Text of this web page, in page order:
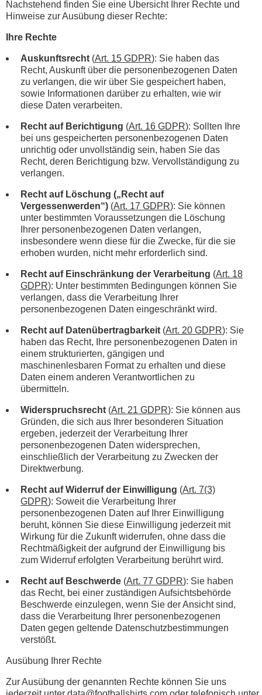
Nachstehend finden Sie eine Übersicht Ihrer Rechte und
Hinweise zur Ausübung dieser Rechte:
Ihre Rechte
Auskunftsrecht (Art. 15 GDPR): Sie haben das
Recht, Auskunft über die personenbezogenen Daten
zu verlangen, die wir über Sie gespeichert haben,
sowie Informationen darüber zu erhalten, wie wir
diese Daten verarbeiten.
Recht auf Berichtigung (Art. 16 GDPR): Sollten Ihre
bei uns gespeicherten personenbezogenen Daten
unrichtig oder unvollständig sein, haben Sie das
Recht, deren Berichtigung bzw. Vervollständigung zu
verlangen.
Recht auf Löschung („Recht auf
Vergessenwerden“) (Art. 17 GDPR): Sie können
unter bestimmten Voraussetzungen die Löschung
Ihrer personenbezogenen Daten verlangen,
insbesondere wenn diese für die Zwecke, für die sie
erhoben wurden, nicht mehr erforderlich sind.
Recht auf Einschränkung der Verarbeitung (Art. 18
GDPR): Unter bestimmten Bedingungen können Sie
verlangen, dass die Verarbeitung Ihrer
personenbezogenen Daten eingeschränkt wird.
Recht auf Datenübertragbarkeit (Art. 20 GDPR): Sie
haben das Recht, Ihre personenbezogenen Daten in
einem strukturierten, gängigen und
maschinenlesbaren Format zu erhalten und diese
Daten einem anderen Verantwortlichen zu
übermitteln.
Widerspruchsrecht (Art. 21 GDPR): Sie können aus
Gründen, die sich aus Ihrer besonderen Situation
ergeben, jederzeit der Verarbeitung Ihrer
personenbezogenen Daten widersprechen,
einschließlich der Verarbeitung zu Zwecken der
Direktwerbung.
Recht auf Widerruf der Einwilligung (Art. 7(3)
GDPR): Soweit die Verarbeitung Ihrer
personenbezogenen Daten auf Ihrer Einwilligung
beruht, können Sie diese Einwilligung jederzeit mit
Wirkung für die Zukunft widerrufen, ohne dass die
Rechtmäßigkeit der aufgrund der Einwilligung bis
zum Widerruf erfolgten Verarbeitung berührt wird.
Recht auf Beschwerde (Art. 77 GDPR): Sie haben
das Recht, bei einer zuständigen Aufsichtsbehörde
Beschwerde einzulegen, wenn Sie der Ansicht sind,
dass die Verarbeitung Ihrer personenbezogenen
Daten gegen geltende Datenschutzbestimmungen
verstößt.
Ausübung Ihrer Rechte
Zur Ausübung der genannten Rechte können Sie uns